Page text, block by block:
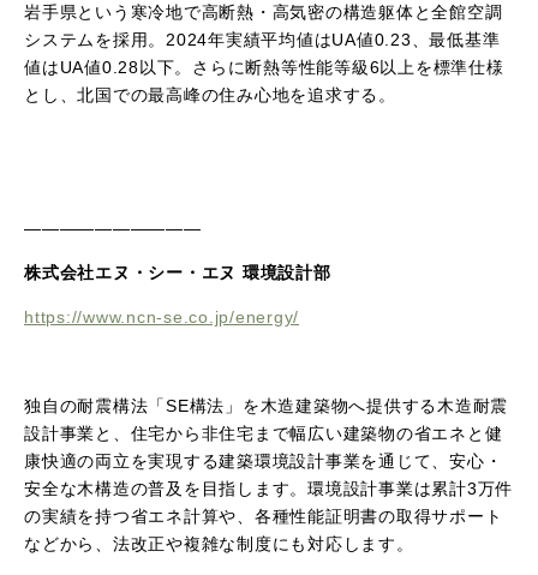
岩手県という寒冷地で高断熱・高気密の構造躯体と全館空調
システムを採用。 2024年実績平均値はUA値0.23 、最低基準
値はUA値0.28以下。さらに断熱等性能等級6以上を標準仕様
とし、北国での最高峰の住み心地を追求する。
――――――――――
株式会社エヌ・シー・エヌ 環境設計部
https://www.ncn-se.co.jp/energy/
独自の耐震構法「SE構法」を木造建築物へ提供する木造耐震
設計事業と、住宅から非住宅まで幅広い建築物の省エネと健
康快適の両立を実現する建築環境設計事業を通じて、安心・
安全な木構造の普及を目指します。環境設計事業は累計3万件
の実績を持つ省エネ計算や、各種性能証明書の取得サポート
などから、法改正や複雑な制度にも対応します。